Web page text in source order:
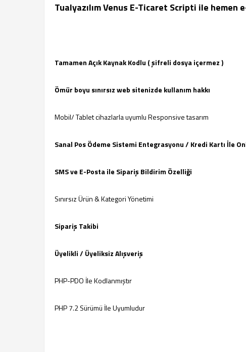
Tualyazılım Venus E-Ticaret Scripti ile
Tamamen Açık Kaynak Kodlu ( şifreli dosya içermez )
Ömür boyu sınırsız web sitenizde kullanım hakkı
Mobil/ Tablet cihazlarla uyumlu Responsive tasarım
Sanal Pos Ödeme Sistemi Entegrasyonu / Kredi Kartı İle
SMS ve E-Posta ile Sipariş Bildirim Özelliği
Sınırsız Ürün & Kategori Yönetimi
Sipariş Takibi
Üyelikli / Üyeliksiz Alışveriş
PHP-PDO İle Kodlanmıştır
PHP 7.2 Sürümü İle Uyumludur